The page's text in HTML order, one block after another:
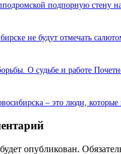
подпорную стену
не будут отмечать
О судьбе и работе
– это люди,
опубликован.